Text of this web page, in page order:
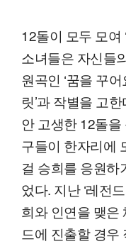
12돌이 모두 모여
소녀들은 자신들
원곡인 ‘꿈을 꾸
릿’과 작별을 고
안 고생한 12돌
구들이 한자리에
걸 승희를 응원하
었다. 지난 ‘레전
희와 인연을 맺은
드에 진출할 경우